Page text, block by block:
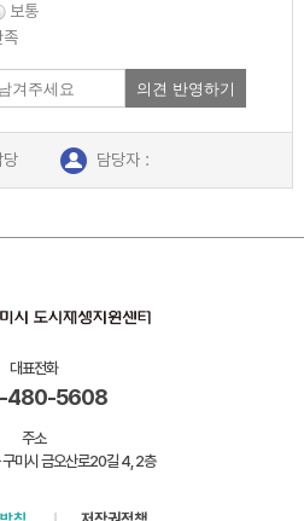
보통
족
의견 반영하기
당 담당자 :
대표전화
480-5608
주소
미시 금오산로20길 4, 2층